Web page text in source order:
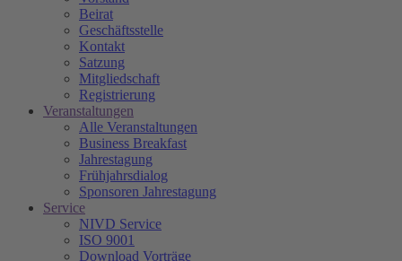
Beirat
Geschäftsstelle
Kontakt
Satzung
Mitgliedschaft
Registrierung
Veranstaltungen
Alle Veranstaltungen
Business Breakfast
Jahrestagung
Frühjahrsdialog
Sponsoren Jahrestagung
Service
NIVD Service
ISO 9001
Download Vorträge